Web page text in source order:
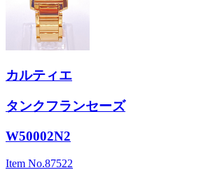
カルティエ
タンクフランセーズ
W50002N2
Item No.87522